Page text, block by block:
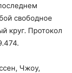
свободное
круг. Протокол
Чжоу,